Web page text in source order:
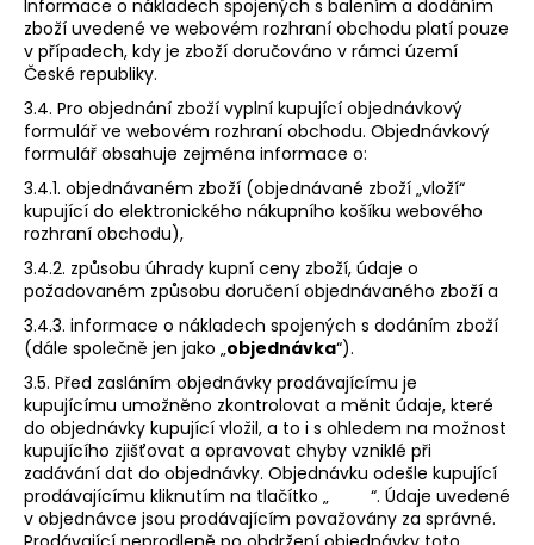
Informace o nákladech spojených s balením a dodáním
zboží uvedené ve webovém rozhraní obchodu platí pouze
v případech, kdy je zboží doručováno v rámci území
České republiky.
3.4. Pro objednání zboží vyplní kupující objednávkový
formulář ve webovém rozhraní obchodu. Objednávkový
formulář obsahuje zejména informace o:
3.4.1. objednávaném zboží (objednávané zboží „vloží“
kupující do elektronického nákupního košíku webového
rozhraní obchodu),
3.4.2. způsobu úhrady kupní ceny zboží, údaje o
požadovaném způsobu doručení objednávaného zboží a
3.4.3. informace o nákladech spojených s dodáním zboží
(dále společně jen jako „objednávka“).
3.5. Před zasláním objednávky prodávajícímu je
kupujícímu umožněno zkontrolovat a měnit údaje, které
do objednávky kupující vložil, a to i s ohledem na možnost
kupujícího zjišťovat a opravovat chyby vzniklé při
zadávání dat do objednávky. Objednávku odešle kupující
prodávajícímu kliknutím na tlačítko „ “. Údaje uvedené
v objednávce jsou prodávajícím považovány za správné.